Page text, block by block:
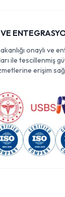
onaylı ve
ile tescillenmiş
erişim